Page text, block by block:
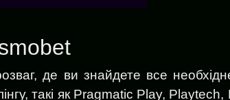
де ви знайдете все
такі як Pragmatic Play,